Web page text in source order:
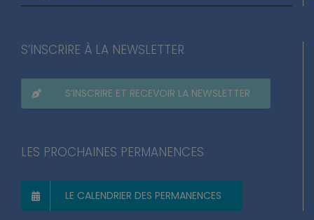
S’INSCRIRE À LA NEWSLETTER
S’INSCRIRE ET RECEVOIR LA NEWSLETTER
LES PROCHAINES PERMANENCES
LE CALENDRIER DES PERMANENCES